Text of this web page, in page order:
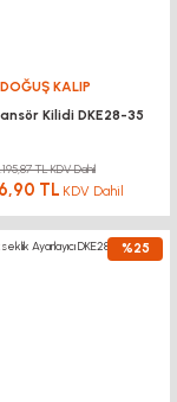
DOĞUŞ KALIP
Kilidi DKE28-35
TL KDV Dahil
TL KDV Dahil
%25